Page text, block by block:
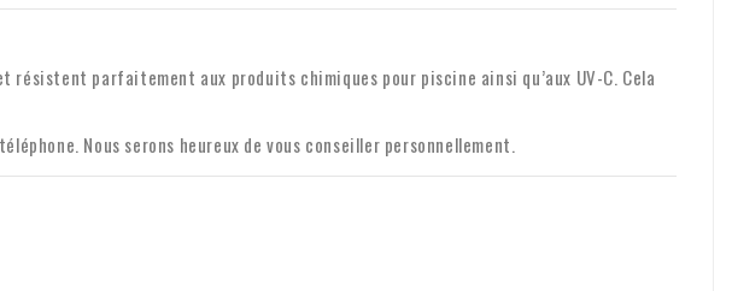
parfaitement aux produits chimiques pour piscine ainsi qu’aux UV-C. Cela
Nous serons heureux de vous conseiller personnellement.